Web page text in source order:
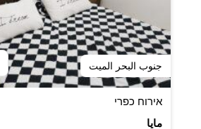
جنوب البحر الميت
אירוח כפרי
مايا